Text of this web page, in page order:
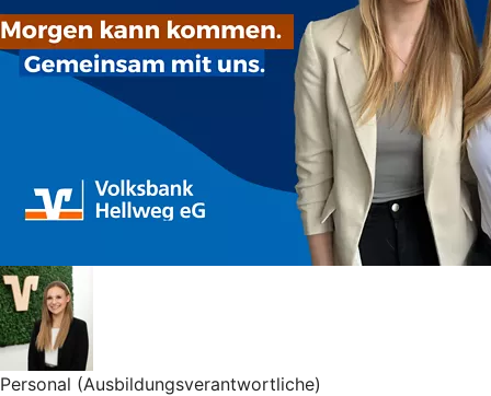
Personal (Ausbildungsverantwortliche)